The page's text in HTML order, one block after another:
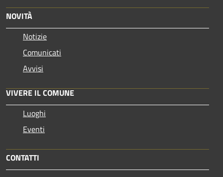
NOVITÀ
Notizie
Comunicati
Avvisi
VIVERE IL COMUNE
Luoghi
Eventi
CONTATTI